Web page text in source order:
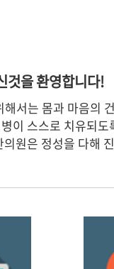
것을 환영합니다!
서는 몸과 마음의
이 스스로 치유되
원은 정성을 다해